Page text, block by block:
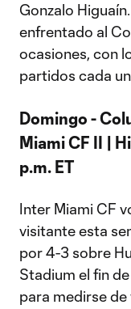
Gonzalo
enfrentado al
ocasiones, con
partidos cada
Domingo -
Miami CF II |
p.m. ET
Inter Miami CF
visitante esta
por 4-3 sobre
Stadium el fin
para medirse